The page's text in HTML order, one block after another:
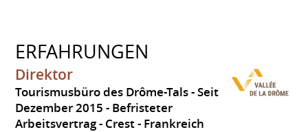
ERFAHRUNGEN
Direktor
Tourismusbüro des Drôme-Tals
Seit
Dezember 2015 Befristeter
Arbeitsvertrag
Crest Frankreich